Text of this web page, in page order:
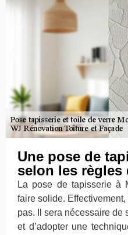
Une pose de
selon les règles
La pose de tapisserie à
faire solide. Effectivement,
pas. Il sera nécessaire de
et d’adopter une